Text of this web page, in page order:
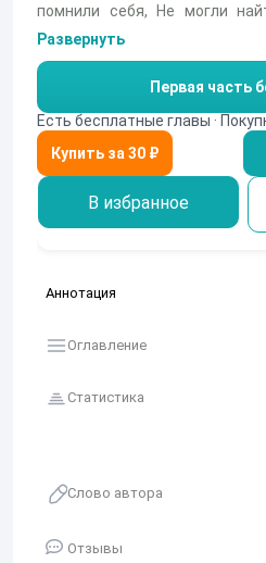
помнили себя, Не могли найти путь обратно в мир
живых. Их участь – вечно
Глобальная война
село, спрятавшееся средь
уцелело по чистой
выжившими нависла новая
Развернуть
Первая часть
Есть бесплатные главы ·
В избранное
Аннотация
Оглавление
Статистика
Слово автора
Отзывы